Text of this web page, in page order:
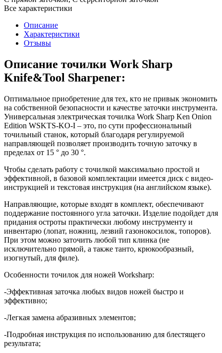
Все характеристики
Описание
Характеристики
Отзывы
Описание точилки Work Sharp
Knife&Tool Sharpener:
Оптимальное приобретение для тех, кто не привык экономить
на собственной безопасности и качестве заточки инструмента.
Универсальная электрическая точилка Work Sharp Ken Onion
Edition WSKTS-KO-I – это, по сути профессиональный
точильный станок, который благодаря регулируемой
направляющей позволяет производить точную заточку в
пределах от 15 ° до 30 °.
Чтобы сделать работу с точилкой максимально простой и
эффективной, в базовой комплектации имеется диск с видео-
инструкцией и текстовая инструкция (на английском языке).
Направляющие, которые входят в комплект, обеспечивают
поддержание постоянного угла заточки. Изделие подойдет для
придания остроты практически любому инструменту и
инвентарю (лопат, ножниц, лезвий газонокосилок, топоров).
При этом можно заточить любой тип клинка (не
исключительно прямой, а также танто, крюкообразный,
изогнутый, для филе).
Особенности точилок для ножей Worksharp:
-Эффективная заточка любых видов ножей быстро и
эффективно;
-Легкая замена абразивных элементов;
-Подробная инструкция по использованию для блестящего
результата;